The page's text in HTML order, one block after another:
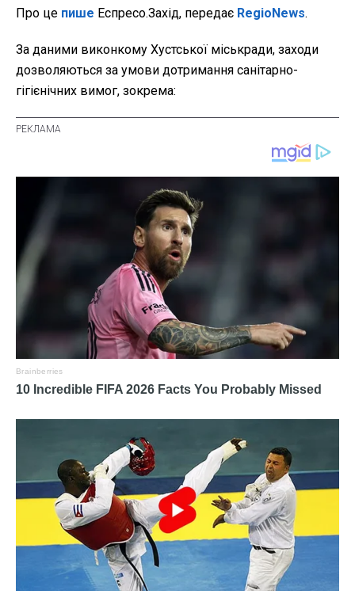
Про це пише Еспресо.Захід, передає RegioNews.
За даними виконкому Хустської міськради, заходи
дозволяються за умови дотримання санітарно-
гігієнічних вимог, зокрема: